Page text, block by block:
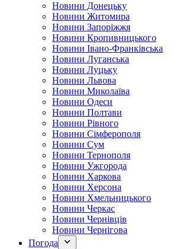
Новини Донецьку
Новини Житомира
Новини Запоріжжя
Новини Кропивницького
Новини Івано-Франківська
Новини Луганська
Новини Луцьку
Новини Львова
Новини Миколаїва
Новини Одеси
Новини Полтави
Новини Рівного
Новини Сімферополя
Новини Сум
Новини Тернополя
Новини Ужгорода
Новини Харкова
Новини Херсона
Новини Хмельницького
Новини Черкас
Новини Чернівців
Новини Чернігова
Погода